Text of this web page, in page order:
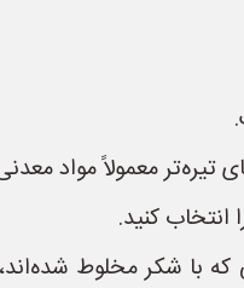
معمولاً مواد
کنید.
شکر مخلوط شده‌اند،